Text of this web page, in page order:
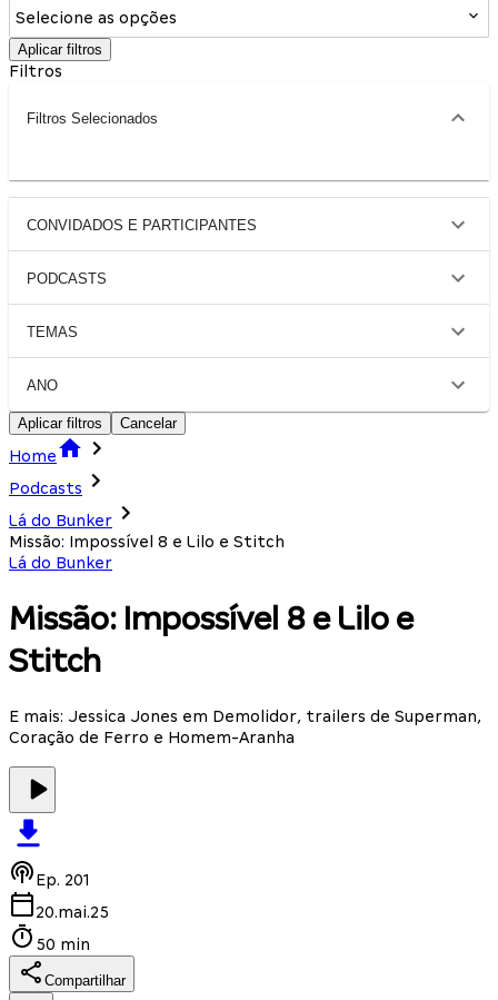
Selecione as opções
Aplicar filtros
Filtros
Filtros Selecionados
CONVIDADOS E PARTICIPANTES
PODCASTS
TEMAS
ANO
Aplicar filtros Cancelar
Home
Podcasts
Lá do Bunker
Missão: Impossível 8 e Lilo e Stitch
Lá do Bunker
Missão: Impossível 8 e Lilo e
Stitch
E mais: Jessica Jones em Demolidor, trailers de Superman,
Coração de Ferro e Homem-Aranha
Ep. 201
20.mai.25
50 min
Compartilhar